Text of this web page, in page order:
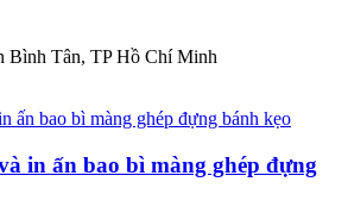
Bình Tân, TP Hồ Chí Minh
in ấn bao bì màng ghép đựng